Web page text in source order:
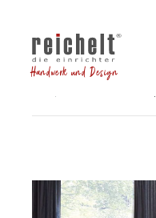
Handwerk und Design